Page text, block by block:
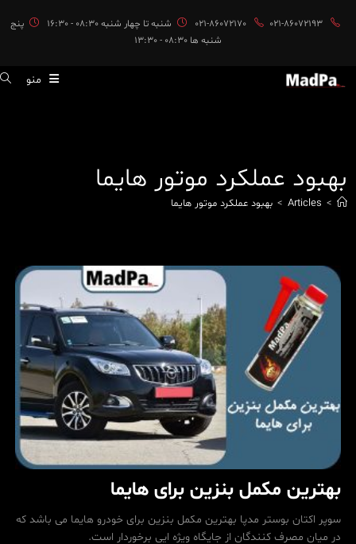
محتوا
021-86072170 021-86072193 شنبه تا چهار شنبه 08:30 - 16:30
پنج
شنبه ها 08:30 - 13:30
منو
بهبود عملکرد موتور هایما
>
Articles
> بهبود عملکرد موتور هایما
بهترین مکمل بنزین برای هایما
سوپر اکتان بوستر مدپا بهترین مکمل بنزین برای خودرو هایما می باشد که
در میان مصرف کنندگان از جایگاه ویژه ایی برخوردار است.